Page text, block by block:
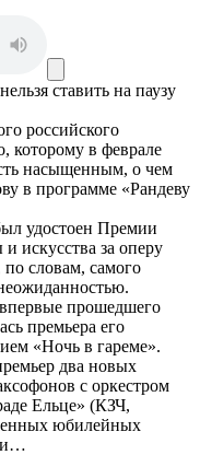
нельзя ставить на паузу
российского
которому в феврале
насыщенным, о чем
в программе «Рандеву
удостоен Премии
искусства за оперу
словам, самого
прошедшего
премьера его
«Ночь в гареме».
два новых
с оркестром
Ельце» (КЗЧ,
юбилейных